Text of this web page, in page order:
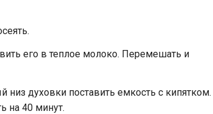
его в теплое молоко. Перемешать и
духовки поставить емкость с кипятком.
на 40 минут.